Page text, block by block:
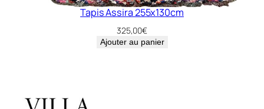
Tapis Assira 255x130cm
325,00€
Ajouter au panier